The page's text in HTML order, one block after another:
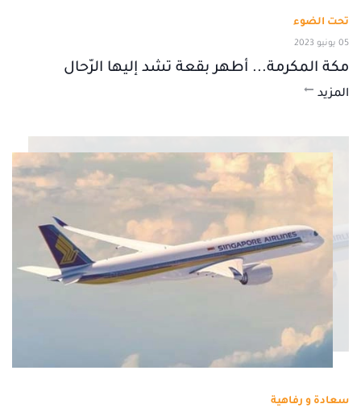
تحت الضوء
05 يونيو 2023
مكة المكرمة... أطهر بقعة تشد إليها الرّحال
المزيد
سعادة و رفاهية